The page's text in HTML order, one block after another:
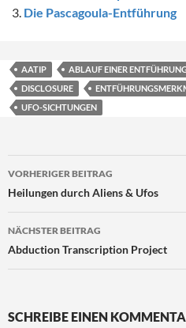
Die Pascagoula-Entführung
AATIP ABLAUF EINER
DISCLOSURE
UFO-SICHTUNGEN
Beitragsnavigation
VORHERIGER BEITRAG
Heilungen durch Aliens & Ufos
NÄCHSTER BEITRAG
Abduction Transcription Project
SCHREIBE EINEN